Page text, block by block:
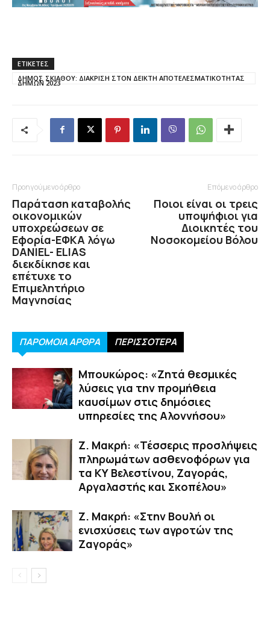
ΕΤΙΚΕΤΕΣ
ΔΗΜΟΣ ΣΚΙΑΘΟΥ: ΔΙΑΚΡΙΣΗ ΣΤΟΝ ΔΕΙΚΤΗ ΑΠΟΤΕΛΕΣΜΑΤΙΚΟΤΗΤΑΣ
ΔΗΜΩΝ 2023
Προηγούμενο άρθρο
Παράταση καταβολής
οικονομικών
υποχρεώσεων σε
Εφορία-ΕΦΚΑ λόγω
DANIEL- ELIAS
διεκδίκησε και
επέτυχε το
Επιμελητήριο
Μαγνησίας
Επόμενο άρθρο
Ποιοι είναι οι τρεις
υποψήφιοι για
Διοικητές του
Νοσοκομείου Βόλου
ΠΑΡΟΜΟΙΑ ΑΡΘΡΑ ΠΕΡΙΣΣΟΤΕΡΑ
Μπουκώρος: «Ζητά θεσμικές
λύσεις για την προμήθεια
καυσίμων στις δημόσιες
υπηρεσίες της Αλοννήσου»
Ζ. Μακρή: «Τέσσερις προσλήψεις
πληρωμάτων ασθενοφόρων για
τα ΚΥ Βελεστίνου, Ζαγοράς,
Αργαλαστής και Σκοπέλου»
Ζ. Μακρή: «Στην Βουλή οι
ενισχύσεις των αγροτών της
Ζαγοράς»